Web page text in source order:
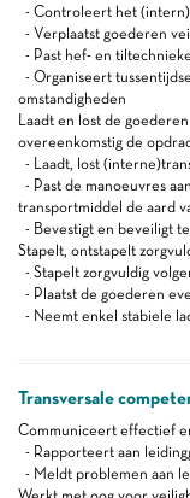
- Controleert het
- Verplaatst goederen
- Past hef- en
- Organiseert
omstandigheden
Laadt en lost de
overeenkomstig de
- Laadt, lost
- Past de manoeuvres
transportmiddel de aard
- Bevestigt en beveiligt
Stapelt, ontstapelt
- Stapelt zorgvuldig
- Plaatst de goederen
- Neemt enkel stabiele
Transversale
Communiceert effectief
- Rapporteert aan
- Meldt problemen aan